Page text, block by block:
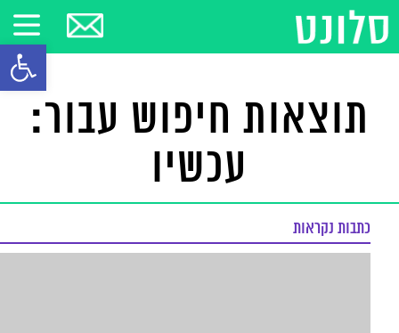
פתח
תוצאות חיפוש עבור:
עכשיו
כתבות נקראות